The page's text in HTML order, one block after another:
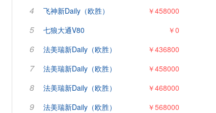
4 飞神新Daily（欧胜） ￥458000
5 七狼大通V80 ￥0
6 法美瑞新Daily（欧胜） ￥436800
7 法美瑞新Daily（欧胜） ￥458000
8 法美瑞新Daily（欧胜） ￥468000
9 法美瑞新Daily（欧胜） ￥568000